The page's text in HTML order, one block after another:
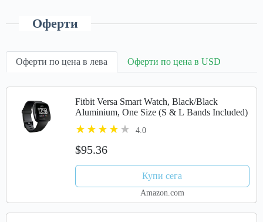
Оферти
Оферти по цена в лева Оферти по цена в USD
Fitbit Versa Smart Watch, Black/Black
Aluminium, One Size (S & L Bands Included)
4.0
$95.36
Купи сега
Amazon.com